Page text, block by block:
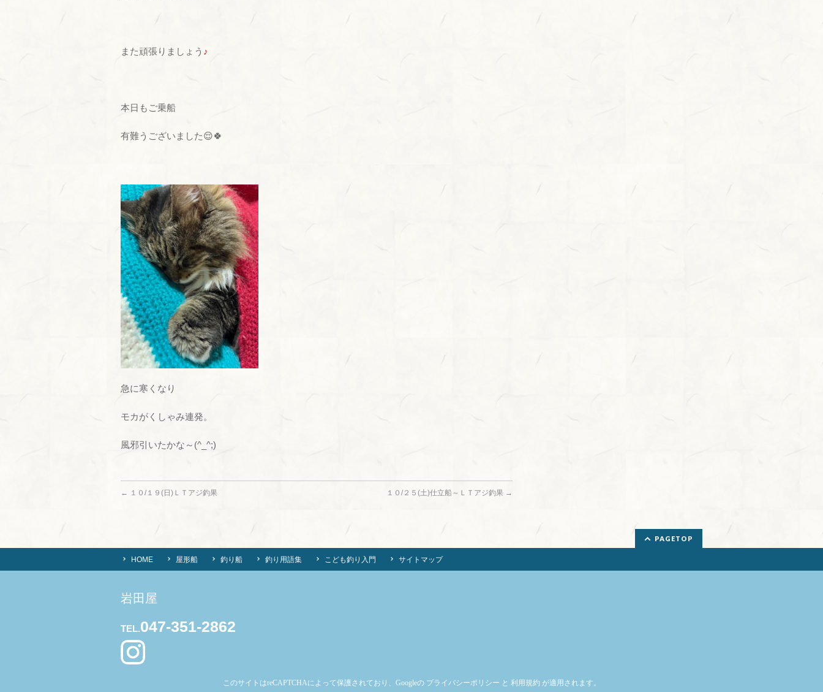
また頑張りましょう ♪
本日もご乗船
有難うございました😌🍀
急に寒くなり
モカがくしゃみ連発。
風邪引いたかな～(^_^;)
← １０/１９(日)ＬＴアジ釣果 １０/２５(土)仕立船～ＬＴアジ釣果 →
PAGETOP
HOME 屋形船 釣り船 釣り用語集 こども釣り入門 サイトマップ
岩田屋
TEL.047-351-2862
このサイトはreCAPTCHAによって保護されており、Googleの プライバシーポリシー と 利用規約 が適用されます。